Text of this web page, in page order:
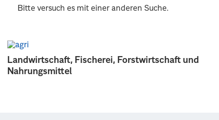
Landwirtschaft, Fischerei, Forstwirtschaft und
Nahrungsmittel
Bitte versuch es mit einer anderen Suche.